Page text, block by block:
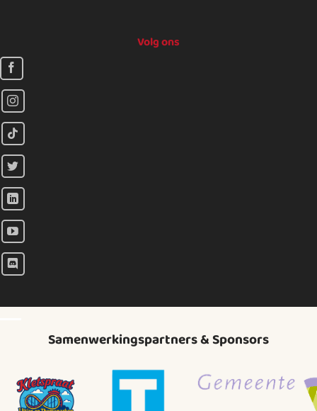
Volg ons
Samenwerkingspartners & Sponsors